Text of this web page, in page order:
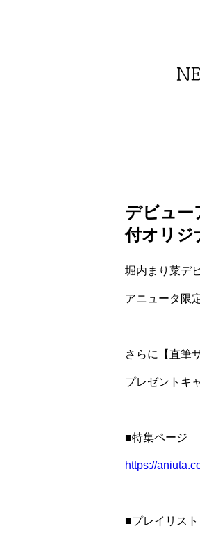
デビュー
付オリジ
堀内まり菜デ
アニュータ限
さらに【直筆
プレゼントキ
■特集ページ
https://
■プレイリスト